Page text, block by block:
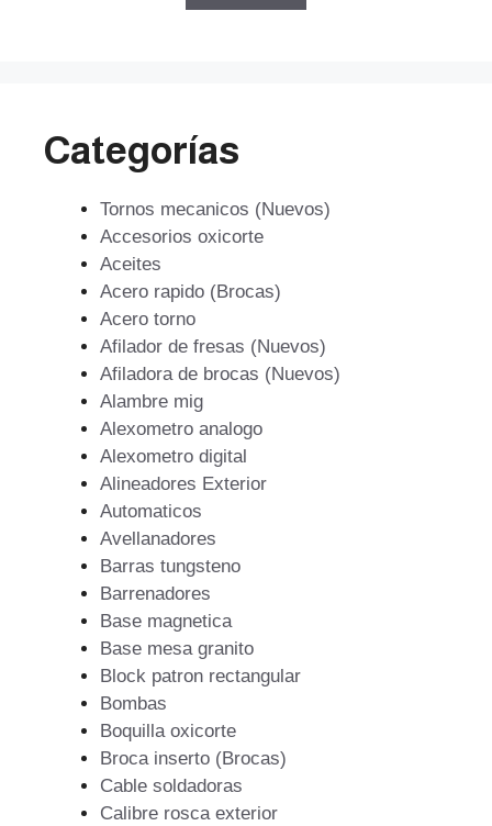
Categorías
Tornos mecanicos (Nuevos)
Accesorios oxicorte
Aceites
Acero rapido (Brocas)
Acero torno
Afilador de fresas (Nuevos)
Afiladora de brocas (Nuevos)
Alambre mig
Alexometro analogo
Alexometro digital
Alineadores Exterior
Automaticos
Avellanadores
Barras tungsteno
Barrenadores
Base magnetica
Base mesa granito
Block patron rectangular
Bombas
Boquilla oxicorte
Broca inserto (Brocas)
Cable soldadoras
Calibre rosca exterior